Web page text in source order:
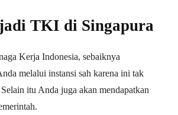
TKI di Singapura
Kerja Indonesia, sebaiknya
melalui instansi sah karena ini tak
itu Anda juga akan mendapatkan